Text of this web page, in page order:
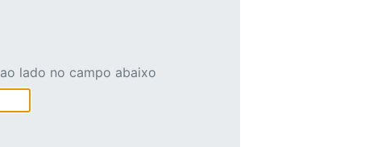
lado no campo abaixo